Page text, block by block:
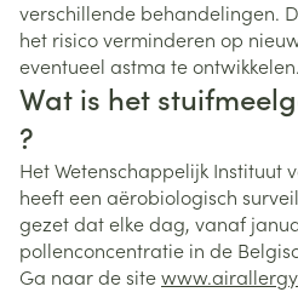
verschillende behandelingen.
het risico verminderen op
eventueel astma te ontwikkelen.
Wat is het
?
Het Wetenschappelijk Instituut
heeft een aërobiologisch
gezet dat elke dag, vanaf
pollenconcentratie in de
Ga naar de site